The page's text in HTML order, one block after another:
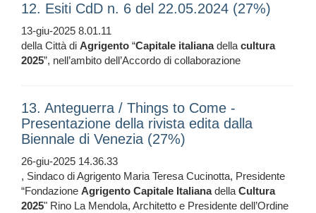
12. Esiti CdD n. 6 del 22.05.2024 (27%)
13-giu-2025 8.01.11
della Città di Agrigento “Capitale italianadellacultura
2025”, nell’ambito dell’Accordo di collaborazione
13. Anteguerra / Things to Come -
Presentazione della rivista edita dalla
Biennale di Venezia (27%)
26-giu-2025 14.36.33
, Sindaco di Agrigento Maria Teresa Cucinotta, Presidente
“Fondazione Agrigento Capitale ItalianadellaCultura
2025" Rino La Mendola, Architetto e Presidente dell’Ordine